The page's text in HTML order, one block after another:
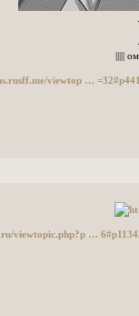
|||||
viewtop …
viewtopic.php?p …